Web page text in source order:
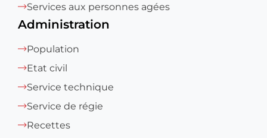
Services aux personnes agées
Administration
Population
Etat civil
Service technique
Service de régie
Recettes